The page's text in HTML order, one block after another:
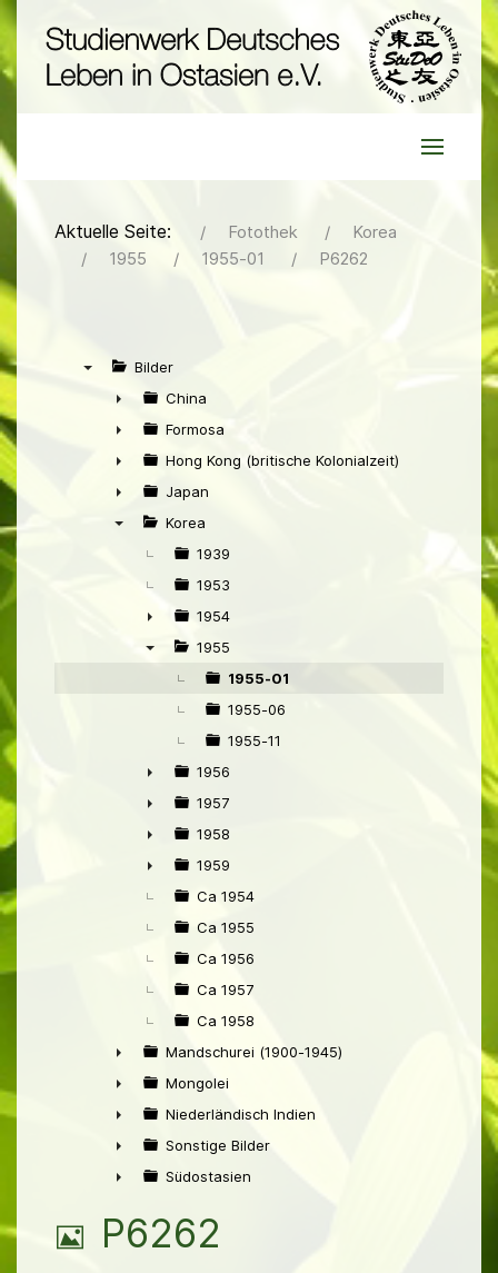
Aktuelle Seite: Fotothek
Korea
1955
1955-01 P6262
Bilder
►
China
►
Formosa
►
Hong Kong (britische Kolonialzeit)
►
Japan
Korea
1939
1953
►
1954
1955
1955-01
1955-06
1955-11
►
1956
►
1957
►
1958
►
1959
Ca 1954
Ca 1955
Ca 1956
Ca 1957
Ca 1958
►
Mandschurei (1900-1945)
►
Mongolei
►
Niederländisch Indien
►
Sonstige Bilder
Südostasien
B
P6262